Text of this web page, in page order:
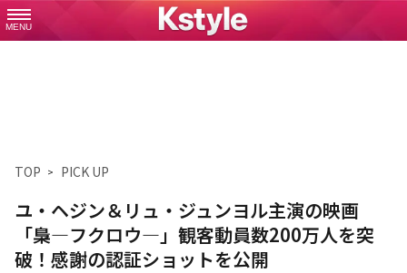
MENU
TOP PICK UP
ユ・ヘジン＆リュ・ジュンヨル主演の映画
「梟―フクロウ―」観客動員数200万人を突
破！感謝の認証ショットを公開